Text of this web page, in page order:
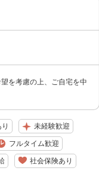
を考慮の上、ご自宅を中
未経験歓迎
フルタイム歓迎
社会保険あり